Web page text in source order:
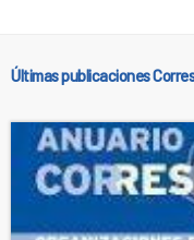
Últimas publicaciones